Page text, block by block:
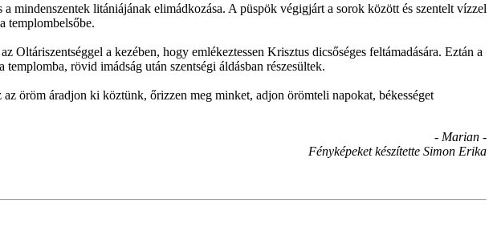
mindenszentek litániájának elimádkozása. A püspök végigjárt a sorok között és szentelt vízzel
templombelsőbe.
a kezében, hogy emlékeztessen Krisztus dicsőséges feltámadására. Eztán a
rövid imádság után szentségi áldásban részesültek.
öröm áradjon ki köztünk, őrizzen meg minket, adjon örömteli napokat, békességet
- Marian -
Fényképeket készítette Simon Erika